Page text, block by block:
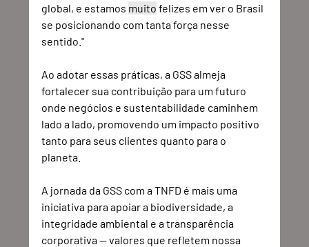
global, e estamos muito felizes em ver o Brasil
se posicionando com tanta força nesse
sentido."
Ao adotar essas práticas, a GSS almeja
fortalecer sua contribuição para um futuro
onde negócios e sustentabilidade caminhem
lado a lado, promovendo um impacto positivo
tanto para seus clientes quanto para o
planeta.
A jornada da GSS com a TNFD é mais uma
iniciativa para apoiar a biodiversidade, a
integridade ambiental e a transparência
corporativa — valores que refletem nossa